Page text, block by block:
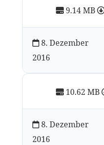
9.14 MB
8. Dezember
2016
10.62 MB
8. Dezember
2016